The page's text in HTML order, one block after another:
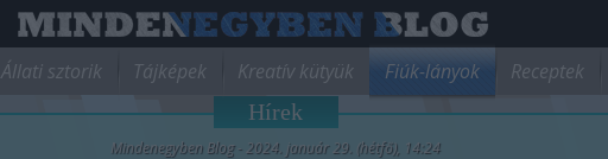
Állati sztorik Tájképek Kreatív kütyük Fiúk-lányok Receptek
Hírek
Mindenegyben Blog - 2024. január 29. (hétfő), 14:24